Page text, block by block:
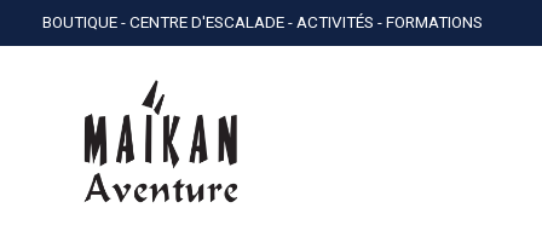
BOUTIQUE - CENTRE D'ESCALADE - ACTIVITÉS - FORMATIONS